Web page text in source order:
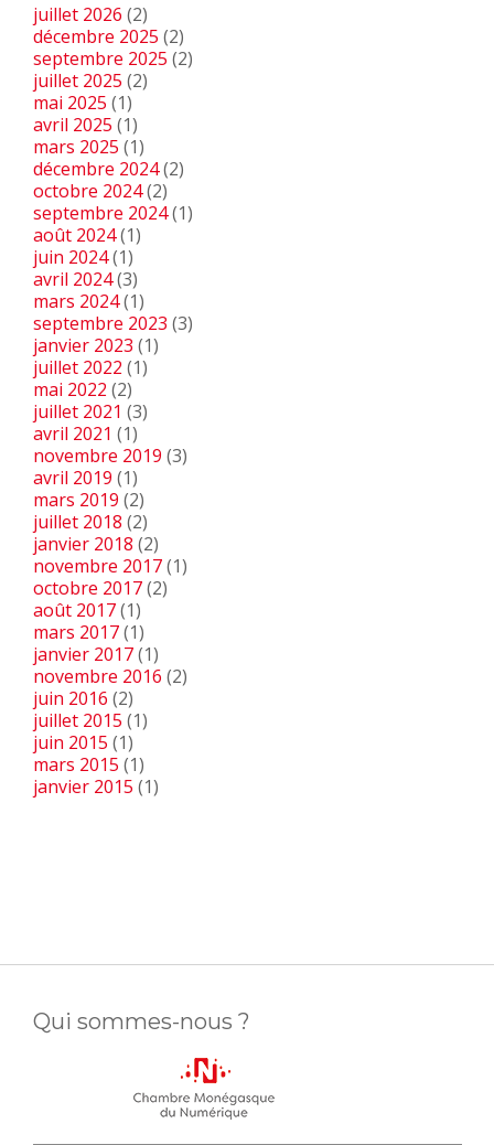
juillet 2026 (2)
décembre 2025 (2)
septembre 2025 (2)
juillet 2025 (2)
mai 2025 (1)
avril 2025 (1)
mars 2025 (1)
décembre 2024(2)
octobre 2024(2)
septembre 2024(1)
août 2024(1)
juin 2024(1)
avril 2024(3)
mars 2024(1)
septembre 2023 (3)
janvier 2023 (1)
juillet 2022 (1)
mai 2022 (2)
juillet 2021 (3)
avril 2021 (1)
novembre 2019 (3)
avril 2019 (1)
mars 2019 (2)
juillet 2018 (2)
janvier 2018 (2)
novembre 2017(1)
octobre 2017(2)
août 2017(1)
mars 2017(1)
janvier 2017(1)
novembre 2016 (2)
juin 2016 (2)
juillet 2015 (1)
juin 2015 (1)
mars 2015 (1)
janvier 2015 (1)
Qui sommes-nous ?